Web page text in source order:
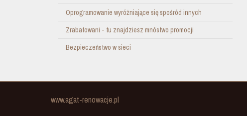
Oprogramowanie wyróżniające się spośród innych
Zrabatowani - tu znajdziesz mnóstwo promocji
Bezpieczeństwo w sieci
www.agat-renowacje.pl